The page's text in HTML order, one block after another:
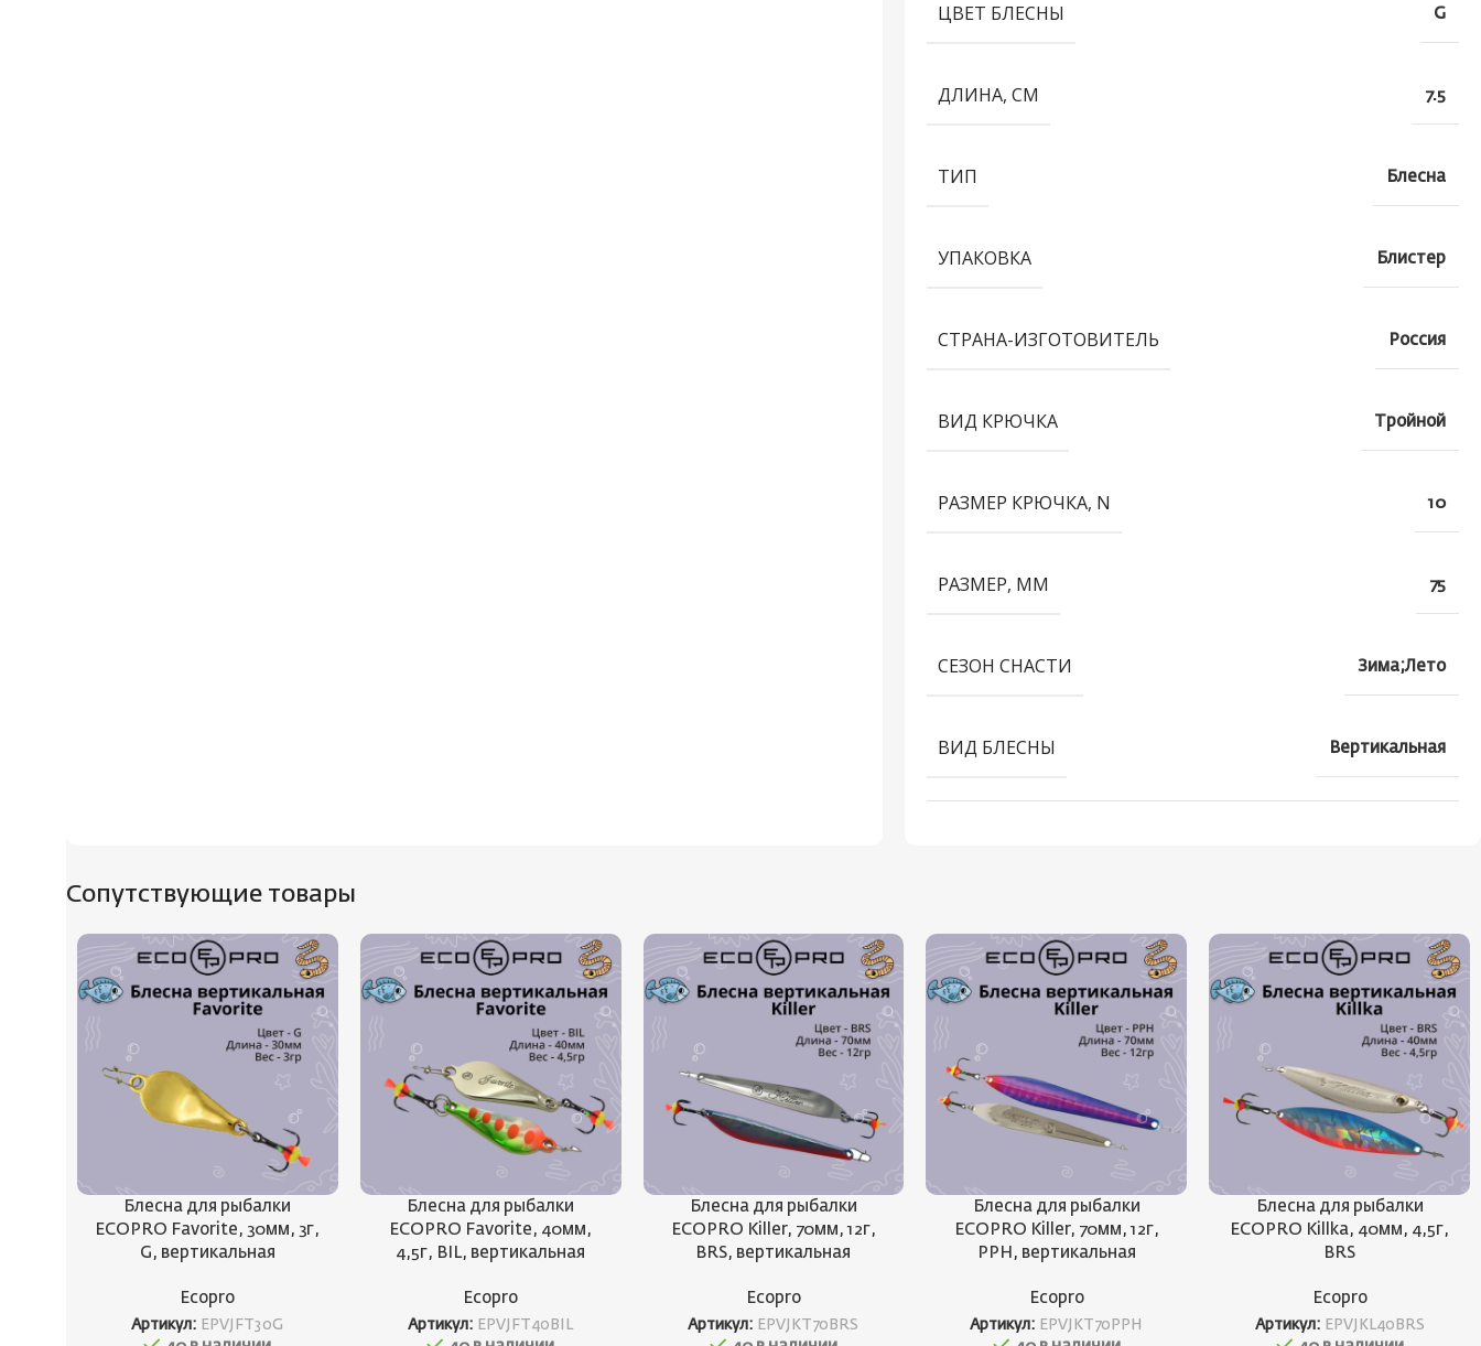
ЦВЕТ БЛЕСНЫ G
ДЛИНА, СМ 7.5
ТИП Блесна
УПАКОВКА Блистер
СТРАНА-ИЗГОТОВИТЕЛЬ Россия
ВИД КРЮЧКА Тройной
РАЗМЕР КРЮЧКА, N 10
РАЗМЕР, ММ 75
СЕЗОН СНАСТИ Зима;Лето
ВИД БЛЕСНЫ Вертикальная
Сопутствующие товары
Блесна для рыбалки
ECOPRO Favorite, 30мм, 3г,
G, вертикальная
Ecopro
Артикул: EPVJFT30G
Блесна для рыбалки
ECOPRO Favorite, 40мм,
4,5г, BIL, вертикальная
Ecopro
Артикул: EPVJFT40BIL
Блесна для рыбалки
ECOPRO Killer, 70мм, 12г,
BRS, вертикальная
Ecopro
Артикул: EPVJKT70BRS
Блесна для рыбалки
ECOPRO Killer, 70мм, 12г,
PPH, вертикальная
Ecopro
Артикул: EPVJKT70PPH
Блесна для рыбалки
ECOPRO Killka, 40мм, 4,5г,
BRS
Ecopro
Артикул: EPVJKL40BRS